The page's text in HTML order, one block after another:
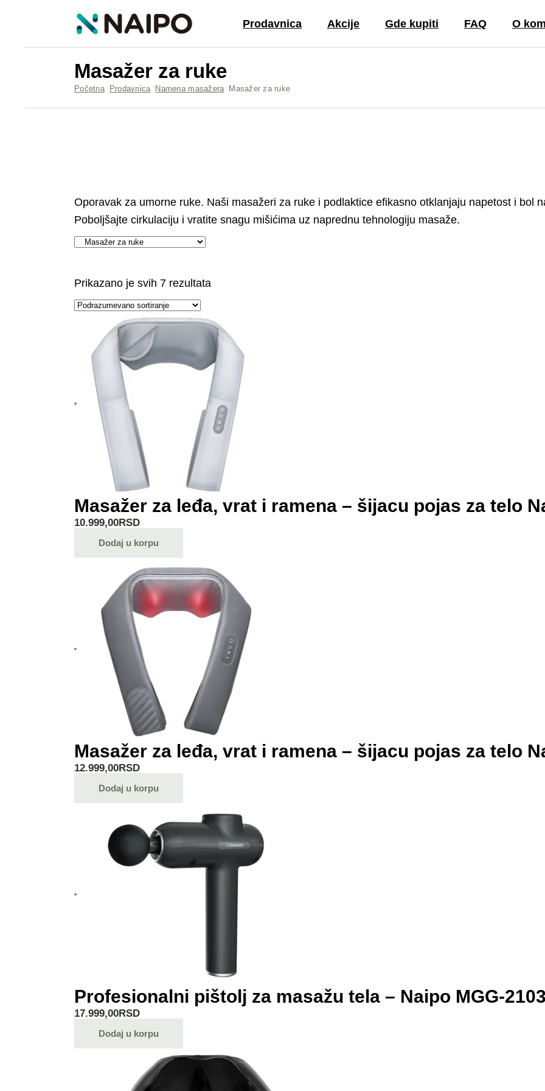
Prodavnica Akcije Gde kupiti FAQ
Kupovina
Korišćenje i
O
Masažer za ruke
Početna Prodavnica Namena masažera Masažer za ruke
Oporavak za umorne ruke. Naši masažeri za ruke i podlaktice efikasno otklanjaju napetost i bol
Poboljšajte cirkulaciju i vratite snagu mišićima uz naprednu tehnologiju masaže.
Prikazano je svih 7 rezultata
Masažer za leđa, vrat i ramena – šijacu pojas za telo
10.999,00RSD
Dodaj u korpu
Masažer za leđa, vrat i ramena – šijacu pojas za telo
12.999,00RSD
Dodaj u korpu
Profesionalni pištolj za masažu tela – Naipo MGG-
17.999,00RSD
Dodaj u korpu